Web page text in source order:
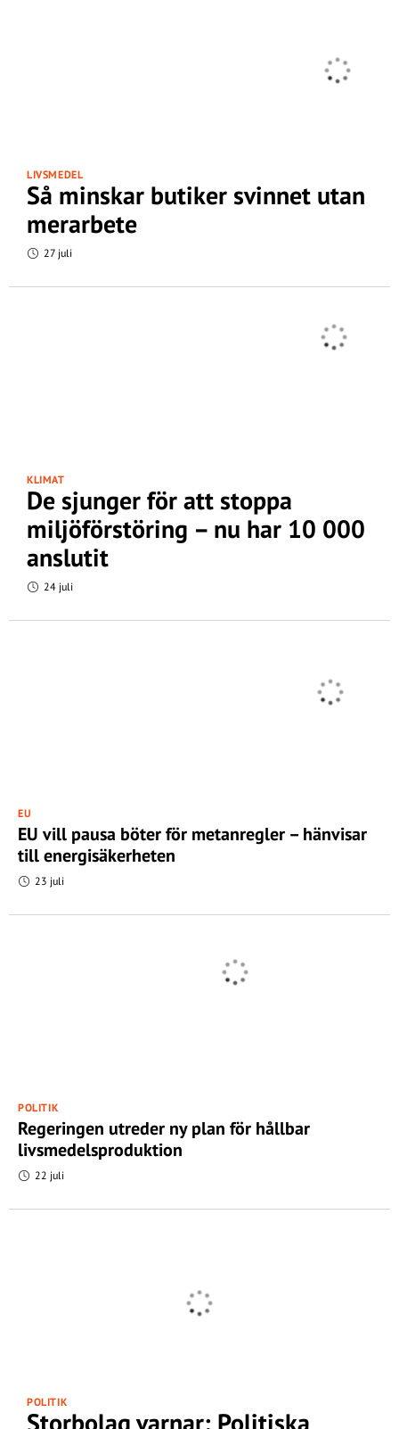
LIVSMEDEL
Så minskar butiker svinnet utan
merarbete
27 juli
KLIMAT
De sjunger för att stoppa
miljöförstöring – nu har 10 000
anslutit
24 juli
EU
EU vill pausa böter för metanregler – hänvisar
till energisäkerheten
23 juli
POLITIK
Regeringen utreder ny plan för hållbar
livsmedelsproduktion
22 juli
POLITIK
Storbolag varnar: Politiska